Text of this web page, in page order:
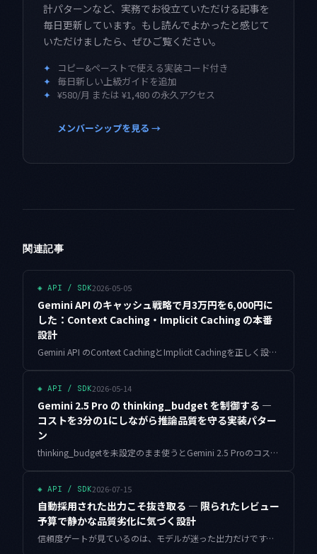
計パターンなど、実務でお役立ていただける記事を
毎日更新しています。もし読んでよかったと感じて
いただけましたら、ぜひご覧ください。
✦
コピー&ペーストで使える実装コード付き
✦ 毎日新しい上級ガイドを追加
✦ ¥580/月 または ¥1,480 の永久アクセス
メンバーシップを見る →
関連記事
◈ API / SDK2026-05-05
Gemini API のキャッシュ戦略で月3万円を6,000円に
した：Context Caching・Implicit Caching の本番
設計
Gemini API のContext CachingとImplicit Cachingを正しく設計することでAPI費用を80%削減した実践ガイド。キャッシュ選定の判断基準、動作確認済み実装コード、本番でのトラブルシュートまで体系的に解説します。
◈ API / SDK2026-05-14
Gemini 2.5 Pro の thinking_budget を制御する —
コストを3分の1にしながら推論品質を守る実装パター
ン
thinking_budgetを未設定のまま使うとGemini 2.5 Proのコストが予想外に膨らみます。タスク別最適値・動的制御・モデルルーティング・本番監視・バッチ事前見積りまで、個人開発での実践知見をコード付きで解説します。
◈ API / SDK2026-07-15
自動採用された出力こそ抜き取る — 限られたレビュー
予算で静かな品質劣化に気づく設計
信頼度ゲートが見ているのは、モデルが迷った出力だけです。静かな劣化は自動採用された側に沈みます。1日30分というレビュー予算を前提に、二項分布で検出日数を見積もり、層別抜き取りと累積監視で気づく速さを上げた設計と実測を共有します。